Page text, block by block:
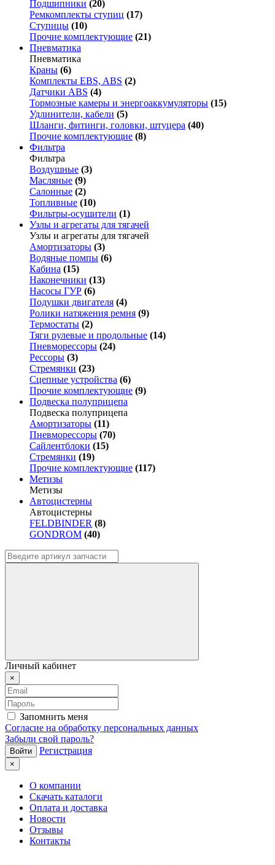
Подшипники (20)
Ремкомплекты ступиц (17)
Ступицы (10)
Прочие комплектующие (21)
Пневматика
Пневматика
Краны (6)
Комплекты EBS, ABS (2)
Датчики ABS (4)
Тормозные камеры и энергоаккумуляторы (15)
Удлинители, кабели (5)
Шланги, фитинги, головки, штуцера (40)
Прочие комплектующие (8)
Фильтра
Фильтра
Воздушные (3)
Масляные (9)
Салонные (2)
Топливные (10)
Фильтры-осушители (1)
Узлы и агрегаты для тягачей
Узлы и агрегаты для тягачей
Амортизаторы (3)
Водяные помпы (6)
Кабина (15)
Наконечники (13)
Насосы ГУР (6)
Подушки двигателя (4)
Ролики натяжения ремня (9)
Термостаты (2)
Тяги рулевые и продольные (14)
Пневморессоры (24)
Рессоры (3)
Стремянки (23)
Сцепные устройства (6)
Прочие комплектующие (9)
Подвеска полуприцепа
Подвеска полуприцепа
Амортизаторы (11)
Пневморессоры (70)
Сайлентблоки (15)
Стремянки (19)
Прочие комплектующие (117)
Метизы
Метизы
Автоцистерны
Автоцистерны
FELDBINDER (8)
GONDROM (40)
Личный кабинет
×
Запомнить меня
Согласие на обработку персональных данных
Забыли свой пароль?
Регистрация
×
О компании
Скачать каталоги
Оплата и доставка
Новости
Отзывы
Контакты